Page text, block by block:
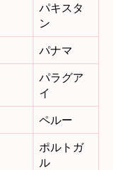
パキスタ
ン
パナマ
パラグア
イ
ペルー
ポルトガ
ル